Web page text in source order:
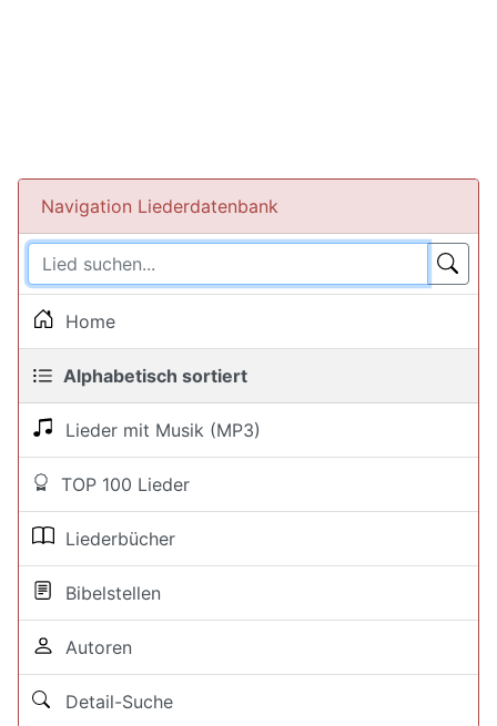
Navigation Liederdatenbank
Home
Alphabetisch sortiert
Lieder mit Musik (MP3)
TOP 100 Lieder
Liederbücher
Bibelstellen
Autoren
Detail-Suche